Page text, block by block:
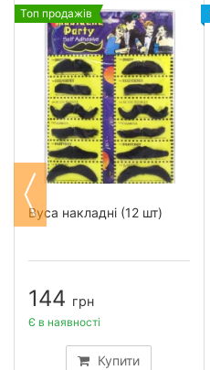
Топ продажів
Вуса накладні (12 шт)
144 грн
Купити
Є в наявності